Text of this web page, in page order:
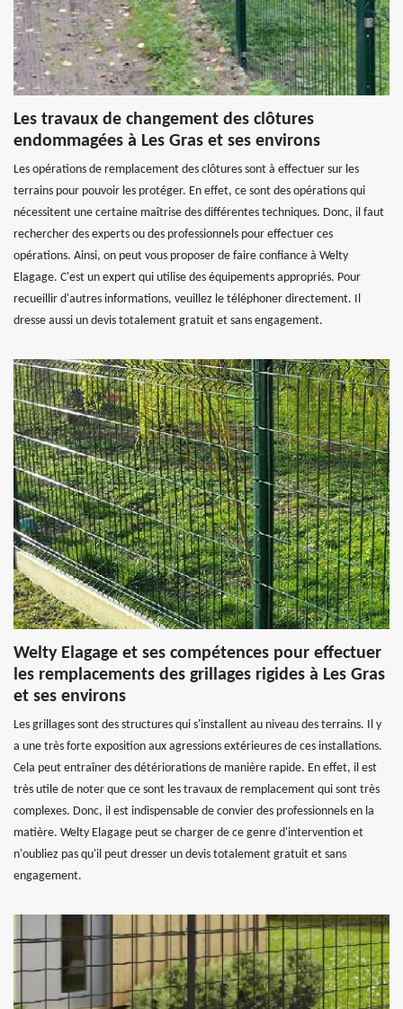
Les travaux de changement des clôtures
endommagées à Les Gras et ses environs
Les opérations de remplacement des clôtures sont à effectuer sur les
terrains pour pouvoir les protéger. En effet, ce sont des opérations qui
nécessitent une certaine maîtrise des différentes techniques. Donc, il faut
rechercher des experts ou des professionnels pour effectuer ces
opérations. Ainsi, on peut vous proposer de faire confiance à Welty
Elagage. C'est un expert qui utilise des équipements appropriés. Pour
recueillir d'autres informations, veuillez le téléphoner directement. Il
dresse aussi un devis totalement gratuit et sans engagement.
Welty Elagage et ses compétences pour effectuer
les remplacements des grillages rigides à Les Gras
et ses environs
Les grillages sont des structures qui s'installent au niveau des terrains. Il y
a une très forte exposition aux agressions extérieures de ces installations.
Cela peut entraîner des détériorations de manière rapide. En effet, il est
très utile de noter que ce sont les travaux de remplacement qui sont très
complexes. Donc, il est indispensable de convier des professionnels en la
matière. Welty Elagage peut se charger de ce genre d'intervention et
n'oubliez pas qu'il peut dresser un devis totalement gratuit et sans
engagement.